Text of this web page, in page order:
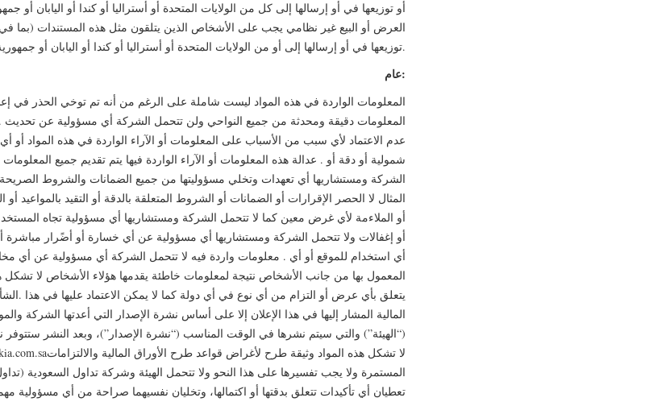
أو توزيعها في أو إرسالها إلى كل من الولايات المتحدة أو أستراليا أو كندا أو اليابان أو
العرض أو البيع غير نظامي يجب على الأشخاص الذين يتلقون مثل هذه المستندات (بما في
توزيعها في أو إرسالها إلى أو من الولايات المتحدة أو أستراليا أو كندا أو اليابان أو جمهورية جنوب أفريقيا.
عام:
المعلومات الواردة في هذه المواد ليست شاملة على الرغم من أنه تم توخي الحذر في
المعلومات دقيقة ومحدثة من جميع النواحي ولن تتحمل الشركة أي مسؤولية عن تحديث
عدم الاعتماد لأي سبب من الأسباب على المعلومات أو الآراء الواردة في هذه المواد
شمولية أو دقة أو . عدالة هذه المعلومات أو الآراء الواردة فيها يتم تقديم جميع
الشركة ومستشاريها أي تعهدات وتخلي مسؤوليتها من جميع الضمانات والشروط
المثال لا الحصر الإقرارات أو الضمانات أو الشروط المتعلقة بالدقة أو التقيد بالمواعيد أو
أو الملاءمة لأي غرض معين كما لا تتحمل الشركة ومستشاريها أي مسؤولية تجاه
أو إغفالات ولا تتحمل الشركة ومستشاريها أي مسؤولية عن أي خسارة أو أضًرار مباشرة
أي استخدام للموقع أو أي . معلومات واردة فيه لا تتحمل الشركة أي مسؤولية عن أي
المعمول بها من جانب الأشخاص نتيجة لمعلومات خاطئة يقدمها هؤلاء الأشخاص لا تشكل
يتعلق بأي عرض أو التزام من أي نوع في أي دولة كما لا يمكن الاعتماد عليها في هذا
المالية المشار إليها في هذا الإعلان إلا على أساس نشرة الإصدار التي أعدتها الشركة
(“الهيئة”) والتي سيتم نشرها في الوقت المناسب (“نشرة الإصدار”)، وبعد النشر
المستمرة ولا يجب تفسيرها على هذا النحو ولا تتحمل الهيئة وشركة تداول السعودية
تعطيان أي تأكيدات تتعلق بدقتها أو اكتمالها، وتخليان نفسيهما صراحة من أي